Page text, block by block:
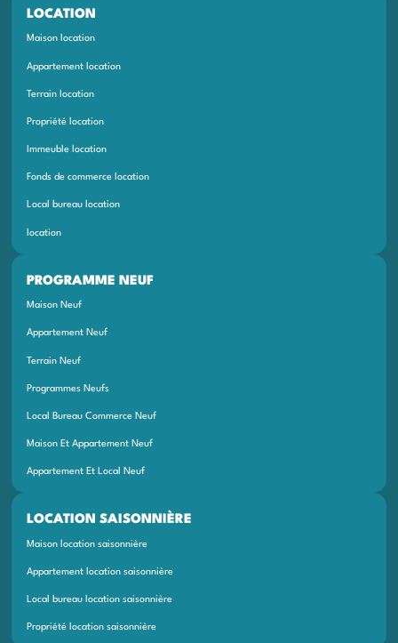
LOCATION
Maison location
Appartement location
Terrain location
Local bureau location
location
Propriété location
Immeuble location
Fonds de commerce location
PROGRAMME NEUF
Programmes Neufs
Appartement Neuf
Maison Neuf
Local Bureau Commerce Neuf
Terrain Neuf
Maison Et Appartement Neuf
Appartement Et Local Neuf
LOCATION SAISONNIÈRE
Maison location saisonnière
Appartement location saisonnière
Local bureau location saisonnière
Propriété location saisonnière